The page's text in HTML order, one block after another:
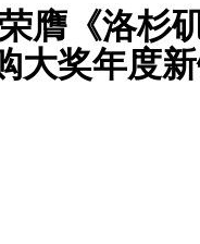
膺《洛杉
大奖年度